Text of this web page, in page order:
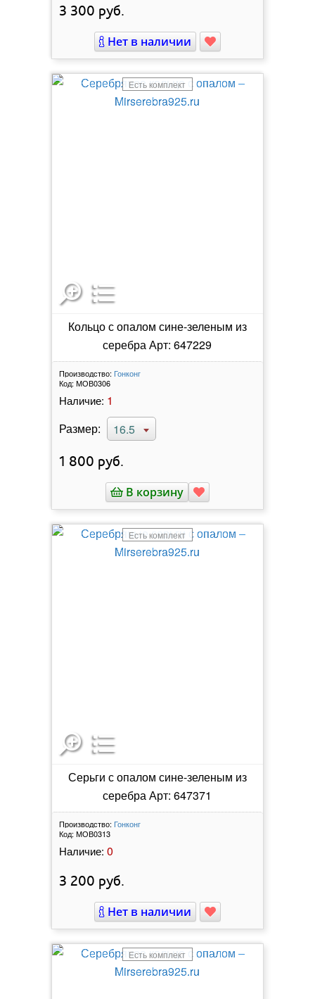
3 300 руб.
Нет в наличии
Есть комплект
Кольцо с опалом сине-зеленым из
серебра Арт: 647229
Производство: Гонконг
Код: МОВ0306
Наличие: 1
Размер:
16.5
1 800 руб.
В корзину
Есть комплект
Серьги с опалом сине-зеленым из
серебра Арт: 647371
Производство: Гонконг
Код: МОВ0313
Наличие: 0
3 200 руб.
Нет в наличии
Есть комплект